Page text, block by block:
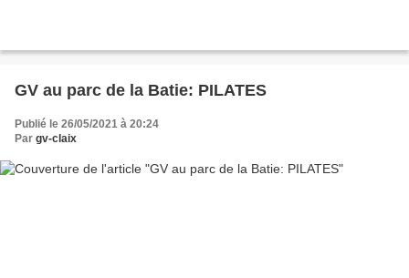
GV au parc de la Batie: PILATES
Publié le 26/05/2021 à 20:24
Par gv-claix